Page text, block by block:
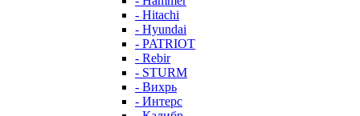
- Hitachi
- Hyundai
- PATRIOT
- Rebir
- STURM
- Вихрь
- Интерс